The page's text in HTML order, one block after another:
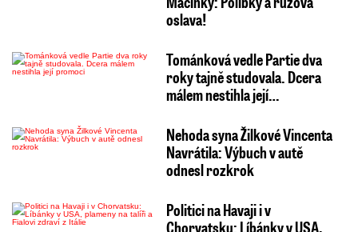
oslava!
Tománková vedle Partie dva
roky tajně studovala. Dcera
málem nestihla její…
Nehoda syna Žilkové Vincenta
Navrátila: Výbuch v autě
odnesl rozkrok
Politici na Havaji i v
Chorvatsku: Líbánky v USA,